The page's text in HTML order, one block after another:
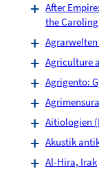
After
the
Agriculture
Agrigento:
Aitiologien
Akustik
Al-Hira, Irak